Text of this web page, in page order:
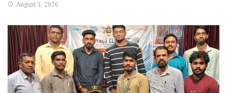
August 1, 2026